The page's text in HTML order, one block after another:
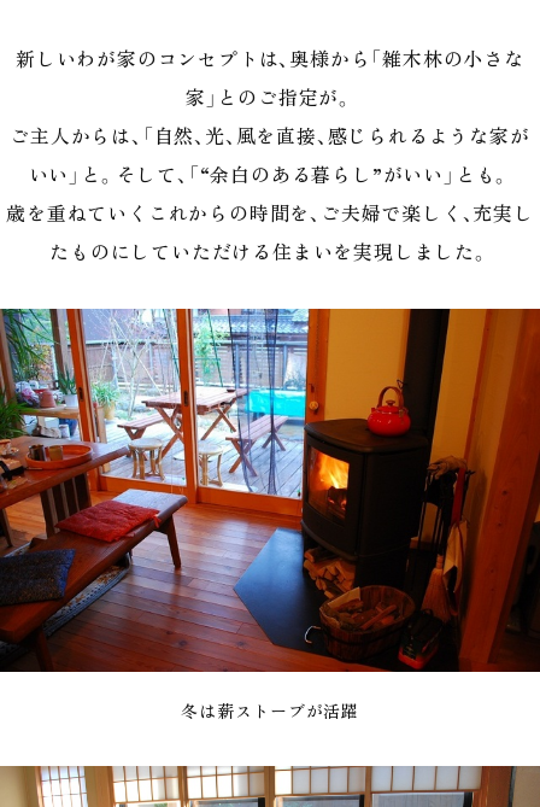
新しいわが家のコンセプトは、奥様から「雑木林の小さな
家」とのご指定が。
ご主人からは、「自然、光、風を直接、感じられるような家が
いい」と。そして、「“余白のある暮らし”がいい」とも。
歳を重ねていくこれからの時間を、ご夫婦で楽しく、充実し
たものにしていただける住まいを実現しました。
冬は薪ストーブが活躍